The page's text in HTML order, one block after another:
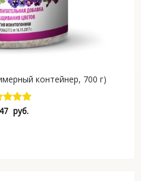
контейнер, 700 г)
руб.